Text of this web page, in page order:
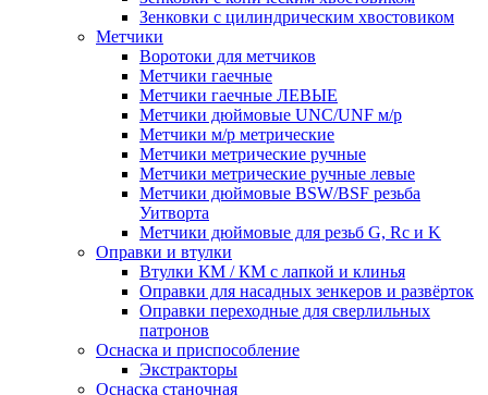
Зенковки с цилиндрическим хвостовиком
Метчики
Воротоки для метчиков
Метчики гаечные
Метчики гаечные ЛЕВЫЕ
Метчики дюймовые UNC/UNF м/р
Метчики м/р метрические
Метчики метрические ручные
Метчики метрические ручные левые
Метчики дюймовые BSW/BSF резьба
Уитворта
Метчики дюймовые для резьб G, Rc и K
Оправки и втулки
Втулки КМ / КМ с лапкой и клинья
Оправки для насадных зенкеров и развёрток
Оправки переходные для сверлильных
патронов
Оснаска и приспособление
Экстракторы
Оснаска станочная